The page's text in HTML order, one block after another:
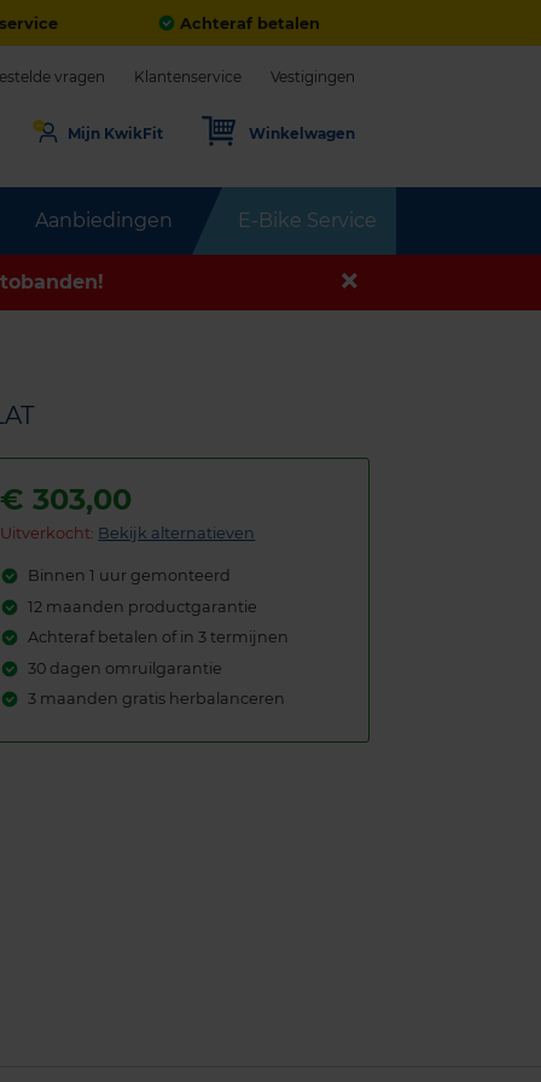
Achteraf betalen
Aanbiedingen E-Bike Service
vragen Klantenservice Vestigingen
Mijn KwikFit Winkelwagen
€303,00
Uitverkocht: Bekijk alternatieven
Binnen 1 uur gemonteerd
12 maanden productgarantie
Achteraf betalen of in 3 termijnen
30 dagen omruilgarantie
3 maanden gratis herbalanceren